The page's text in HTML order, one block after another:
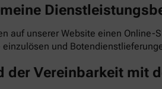
auf unserer Website einen Online-
einzulösen und
der Vereinbarkeit mit